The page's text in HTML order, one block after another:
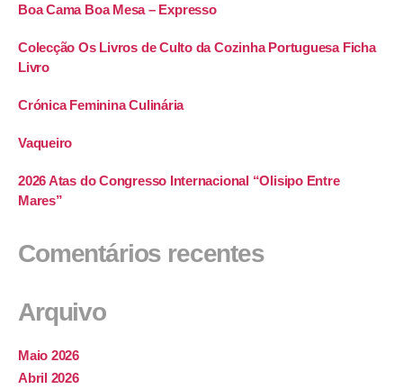
Boa Cama Boa Mesa – Expresso
Colecção Os Livros de Culto da Cozinha Portuguesa Ficha
Livro
Crónica Feminina Culinária
Vaqueiro
2026 Atas do Congresso Internacional “Olisipo Entre
Mares”
Comentários recentes
Arquivo
Maio 2026
Abril 2026